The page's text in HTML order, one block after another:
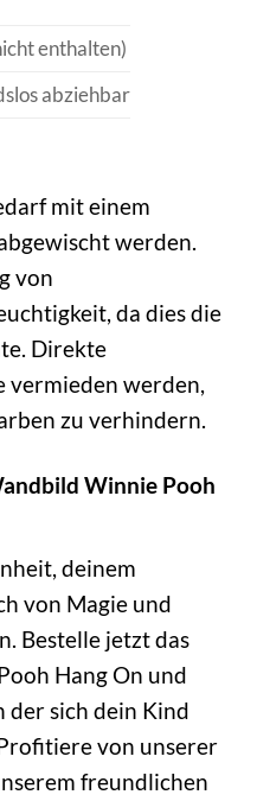
enthalten)
abziehbar
mit einem
werden.
von
da dies die
Direkte
vermieden werden,
zu verhindern.
Winnie Pooh
deinem
von Magie und
Bestelle jetzt das
Hang On und
der sich dein Kind
von unserer
freundlichen